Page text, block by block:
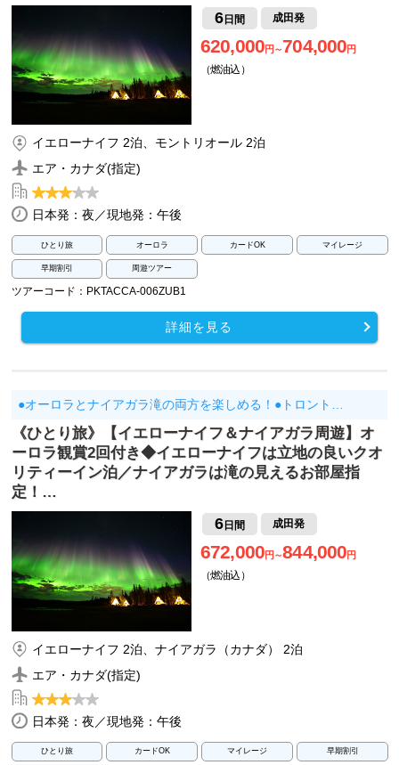
6日間 成田発
620,000円～704,000円
（燃油込）
イエローナイフ 2泊、モントリオール 2泊
エア・カナダ(指定)
日本発：夜／現地発：午後
ひとり旅 オーロラ カードOK マイレージ
早期割引 周遊ツアー
ツアーコード：PKTACCA-006ZUB1
詳細を見る
●オーロラとナイアガラ滝の両方を楽しめる！●トロント…
《ひとり旅》【イエローナイフ＆ナイアガラ周遊】オ
ーロラ観賞2回付き◆イエローナイフは立地の良いクオ
リティーイン泊／ナイアガラは滝の見えるお部屋指
定！…
6日間 成田発
672,000円～844,000円
（燃油込）
イエローナイフ 2泊、ナイアガラ（カナダ） 2泊
エア・カナダ(指定)
日本発：夜／現地発：午後
ひとり旅 カードOK マイレージ 早期割引